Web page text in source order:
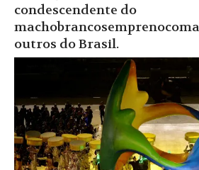
condescendente do
outros do Brasil.